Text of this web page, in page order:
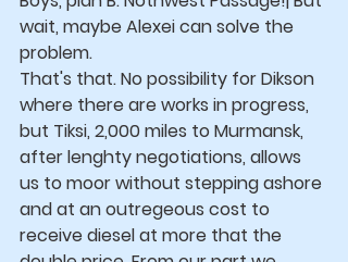
wait, maybe Alexei can solve the
problem.
That's that. No possibility for Dikson
where there are works in progress,
but Tiksi, 2,000 miles to Murmansk,
after lenghty negotiations, allows
us to moor without stepping ashore
and at an outregeous cost to
receive diesel at more that the